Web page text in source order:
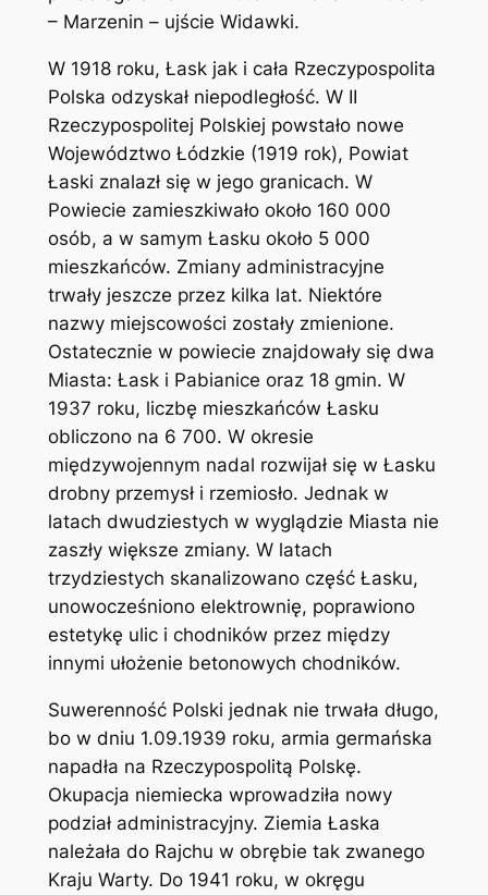
– Marzenin – ujście Widawki.
W 1918 roku, Łask jak i cała Rzeczypospolita
Polska odzyskał niepodległość. W II
Rzeczypospolitej Polskiej powstało nowe
Województwo Łódzkie (1919 rok), Powiat
Łaski znalazł się w jego granicach. W
Powiecie zamieszkiwało około 160 000
osób, a w samym Łasku około 5 000
mieszkańców. Zmiany administracyjne
trwały jeszcze przez kilka lat. Niektóre
nazwy miejscowości zostały zmienione.
Ostatecznie w powiecie znajdowały się dwa
Miasta: Łask i Pabianice oraz 18 gmin. W
1937 roku, liczbę mieszkańców Łasku
obliczono na 6 700. W okresie
międzywojennym nadal rozwijał się w Łasku
drobny przemysł i rzemiosło. Jednak w
latach dwudziestych w wyglądzie Miasta nie
zaszły większe zmiany. W latach
trzydziestych skanalizowano część Łasku,
unowocześniono elektrownię, poprawiono
estetykę ulic i chodników przez między
innymi ułożenie betonowych chodników.
Suwerenność Polski jednak nie trwała długo,
bo w dniu 1.09.1939 roku, armia germańska
napadła na Rzeczypospolitą Polskę.
Okupacja niemiecka wprowadziła nowy
podział administracyjny. Ziemia Łaska
należała do Rajchu w obrębie tak zwanego
Kraju Warty. Do 1941 roku, w okręgu